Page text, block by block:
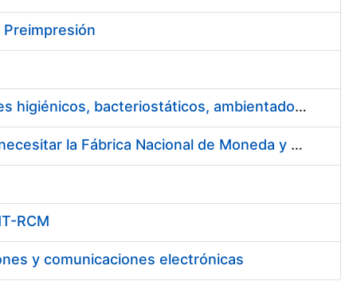
Servicio de puesta a disposición y mantenimiento de contenedores higiénicos, bacteriostáticos, ambientadores, columnas eliminadoras de olores y alfombras antideslizantes para la FNMT-RCM
Servicio de Mensajería Local, Nacional e Internacional que pueda necesitar la Fábrica Nacional de Moneda y Timbre - Real Casa de la Moneda
RCM
y comunicaciones electrónicas